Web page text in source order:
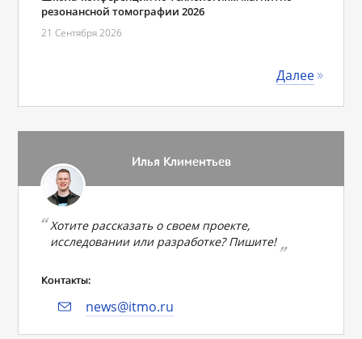
резонансной томографии 2026
21 Сентября 2026
Далее
Илья Климентьев
Хотите рассказать о своем проекте,
исследовании или разработке? Пишите!
Контакты:
news@itmo.ru